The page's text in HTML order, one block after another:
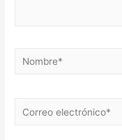
Nombre*
Correo